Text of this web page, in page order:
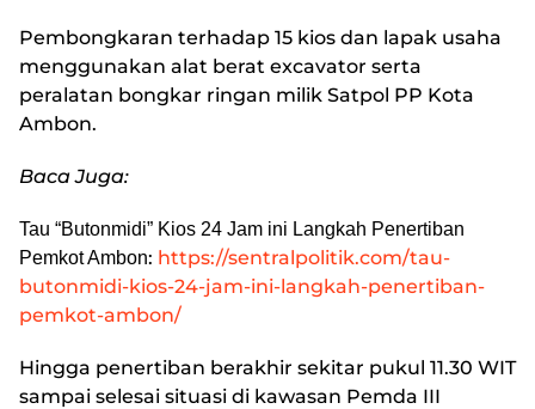
Pembongkaran terhadap 15 kios dan lapak usaha
menggunakan alat berat excavator serta
peralatan bongkar ringan milik Satpol PP Kota
Ambon.
Baca Juga:
Tau “Butonmidi” Kios 24 Jam ini Langkah Penertiban
Pemkot Ambon: https://sentralpolitik.com/tau-
butonmidi-kios-24-jam-ini-langkah-penertiban-
pemkot-ambon/
Hingga penertiban berakhir sekitar pukul 11.30 WIT
sampai selesai situasi di kawasan Pemda III